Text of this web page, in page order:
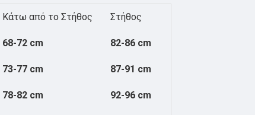
Κάτω από το Στήθος Στήθος
68-72 cm 82-86 cm
73-77 cm 87-91 cm
78-82 cm 92-96 cm